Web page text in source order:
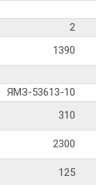
2
1390
ЯМЗ-53613-10
310
2300
125